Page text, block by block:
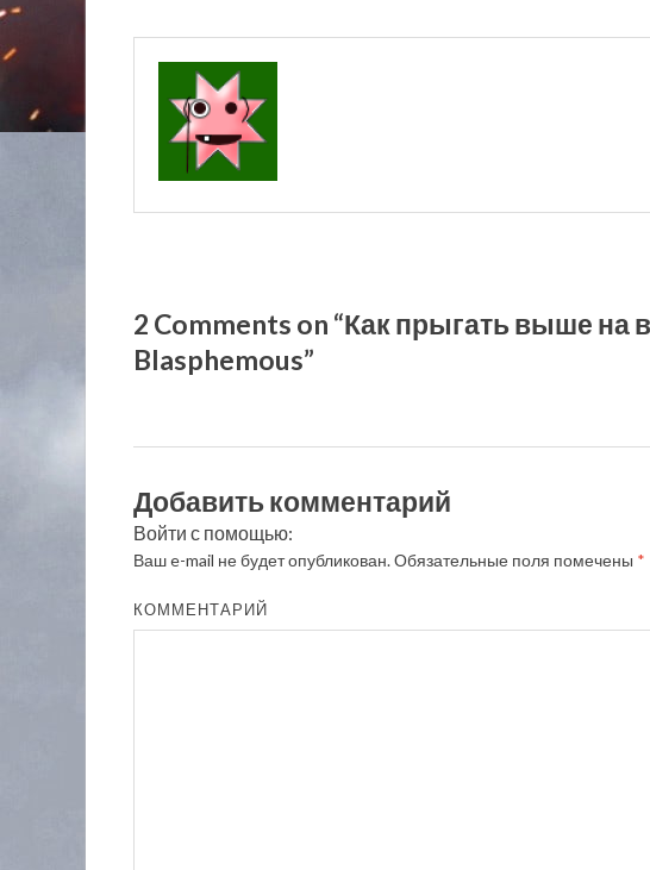
2 Comments on “Как прыгать выше на
Blasphemous”
Добавить комментарий
Войти с помощью:
Ваш e-mail не будет опубликован.Обязательные поля помечены *
КОММЕНТАРИЙ